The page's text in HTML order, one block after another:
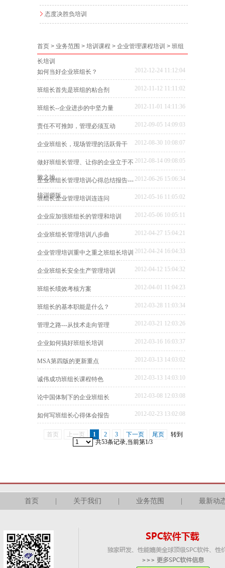
态度决胜负培训
首页 > 业务范围 > 培训课程 > 企业管理课程培训 > 班组
长培训
2012-12-24 11:12:04
如何当好企业班组长？
2012-11-12 11:11:02
班组长首先是班组的粘合剂
2012-11-01 14:11:36
班组长--企业进步的中坚力量
2012-09-05 14:09:03
责任不可推卸，管理必须互动
2012-08-30 10:08:07
企业班组长，现场管理的活跃骨干
2012-08-14 09:08:05
做好班组长管理、让你的企业立于不
败之地 2012-06-26 15:06:34
企业班组长管理培训心得总结报告---
培训师版 2012-05-16 11:05:02
班组长企业管理培训连连问
2012-05-06 10:05:11
企业应加强班组长的管理和培训
2012-04-27 15:04:21
企业班组长管理培训八步曲
2012-04-24 16:04:33
企业管理培训重中之重之班组长培训
2012-04-12 15:04:32
企业班组长安全生产管理培训
2012-04-01 11:04:23
班组长绩效考核方案
2012-03-28 11:03:34
班组长的基本职能是什么？
2012-03-21 12:03:26
管理之路---从技术走向管理
2012-03-16 16:03:37
企业如何搞好班组长培训
2012-03-13 14:03:02
MSA第四版的更新重点
2012-03-13 14:03:10
诚伟成功班组长课程特色
2012-03-08 12:03:08
论中国体制下的企业班组长
2012-02-23 13:02:08
如何写班组长心得体会报告
首页 上一页 1 2 3 下一页 尾页
转到
共53条记录,当前第1/3
首页 关于我们 业务范围 最新动